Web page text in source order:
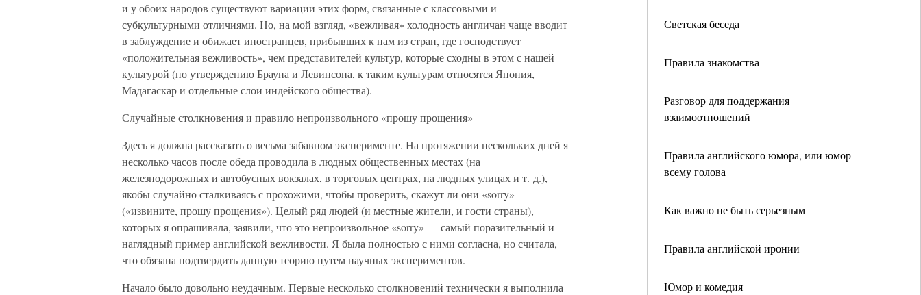
Светская беседа
Правила знакомства
Разговор для поддержания
взаимоотношений
Правила английского юмора, или юмор —
всему голова
Как важно не быть серьезным
Правила английской иронии
Юмор и комедия
и у обоих народов существуют вариации этих форм, связанные с классовыми и
субкультурными отличиями. Но, на мой взгляд, «вежливая» холодность англичан чаще вводит
в заблуждение и обижает иностранцев, прибывших к нам из стран, где господствует
«положительная вежливость», чем представителей культур, которые сходны в этом с нашей
культурой (по утверждению Брауна и Левинсона, к таким культурам относятся Япония,
Мадагаскар и отдельные слои индейского общества).
Случайные столкновения и правило непроизвольного «прошу прощения»
Здесь я должна рассказать о весьма забавном эксперименте. На протяжении нескольких дней я
несколько часов после обеда проводила в людных общественных местах (на
железнодорожных и автобусных вокзалах, в торговых центрах, на людных улицах и т. д.),
якобы случайно сталкиваясь с прохожими, чтобы проверить, скажут ли они «sorry»
(«извините, прошу прощения»). Целый ряд людей (и местные жители, и гости страны),
которых я опрашивала, заявили, что это непроизвольное «sorry» — самый поразительный и
наглядный пример английской вежливости. Я была полностью с ними согласна, но считала,
что обязана подтвердить данную теорию путем научных экспериментов.
Начало было довольно неудачным. Первые несколько столкновений технически я выполнила